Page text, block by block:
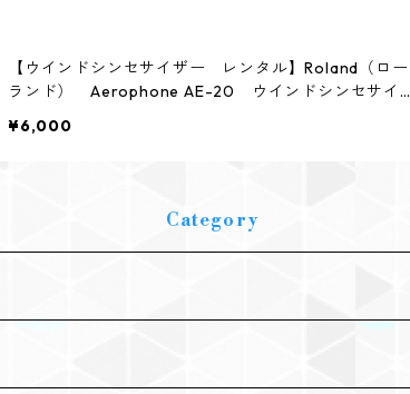
【ウインドシンセサイザー レンタル】Roland（ロー
ランド） Aerophone AE-20 ウインドシンセサイザ
¥6,000
Category